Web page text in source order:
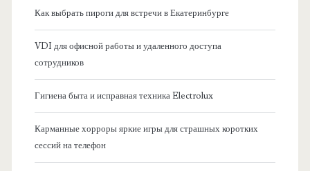
Как выбрать пироги для встречи в Екатеринбурге
VDI для офисной работы и удаленного доступа
сотрудников
Гигиена быта и исправная техника Electrolux
Карманные хорроры яркие игры для страшных коротких
сессий на телефон